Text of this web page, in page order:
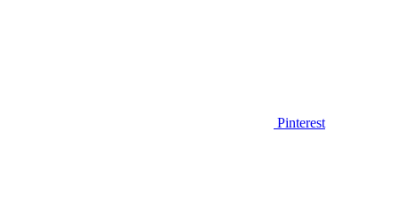
Pinterest